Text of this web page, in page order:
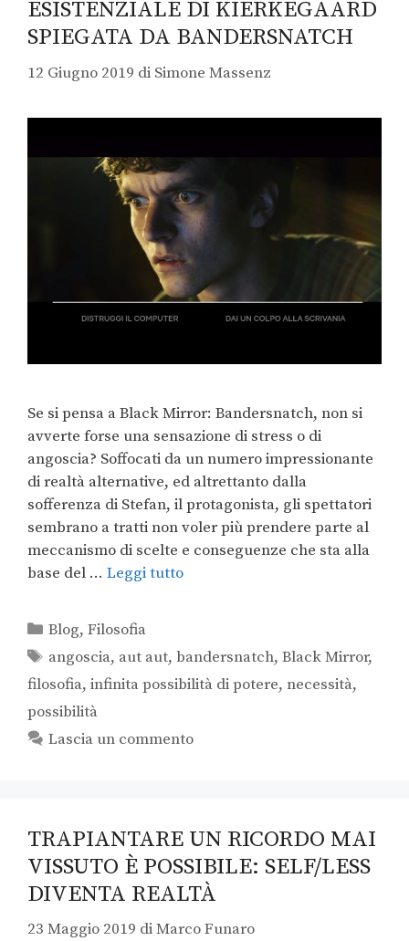
ESISTENZIALE DI KIERKEGAARD
SPIEGATA DA BANDERSNATCH
12 Giugno 2019 di Simone Massenz
Se si pensa a Black Mirror: Bandersnatch, non si
avverte forse una sensazione di stress o di
angoscia? Soffocati da un numero impressionante
di realtà alternative, ed altrettanto dalla
sofferenza di Stefan, il protagonista, gli spettatori
sembrano a tratti non voler più prendere parte al
meccanismo di scelte e conseguenze che sta alla
base del … Leggi tutto
Blog,Filosofia
angoscia, aut aut,bandersnatch,Black Mirror,
filosofia, infinita possibilità di potere, necessità,
possibilità
Lascia un commento
TRAPIANTARE UN RICORDO MAI
VISSUTO È POSSIBILE: SELF/LESS
DIVENTA REALTÀ
23 Maggio 2019 diMarco Funaro